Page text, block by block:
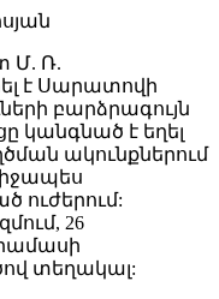
Մ. Ռ.
է Սարատովի
բարձրագույն
կանգնած է եղել
ակունքներում
ուժերում:
26
տեղակալ: